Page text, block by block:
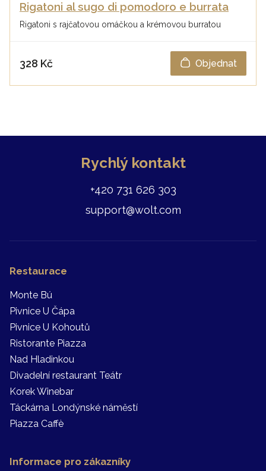
Rigatoni al sugo di pomodoro e burrata
Rigatoni s rajčatovou omáčkou a krémovou burratou
328 Kč Objednat
Rychlý kontakt
+420 731 626 303
support@wolt.com
Restaurace
Monte Bú
Pivnice U Čápa
Pivnice U Kohoutů
Ristorante Piazza
Nad Hladinkou
Divadelní restaurant Teátr
Korek Winebar
Táckárna Londýnské náměstí
Piazza Caffè
Informace pro zákazníky